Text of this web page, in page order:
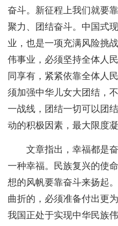
奋斗。新征程上我们就要
聚力、团结奋斗。中国式
业，也是一项充满风险挑
伟事业，必须坚持全体人
同享有，紧紧依靠全体人
须加强中华儿女大团结，
一战线，团结一切可以团
动的积极因素，最大限度
文章指出，幸福都是
一种幸福。民族复兴的使
想的风帆要靠奋斗来扬起
曲折的，必须准备付出更
我国正处于实现中华民族